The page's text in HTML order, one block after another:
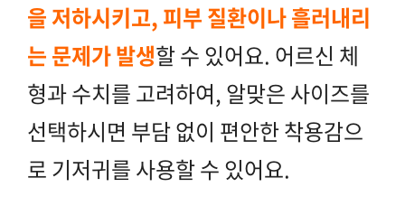
을 저하시키고, 피부 질환이나 흘러내리
는 문제가 발생할 수 있어요. 어르신 체
형과 수치를 고려하여, 알맞은 사이즈를
선택하시면 부담 없이 편안한 착용감으
로 기저귀를 사용할 수 있어요.